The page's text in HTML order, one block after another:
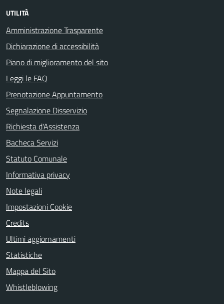
UTILITÀ
Amministrazione Trasparente
Dichiarazione di accessibilità
Piano di miglioramento del sito
Leggi le FAQ
Prenotazione Appuntamento
Segnalazione Disservizio
Richiesta d'Assistenza
Bacheca Servizi
Statuto Comunale
Informativa privacy
Note legali
Impostazioni Cookie
Credits
Ultimi aggiornamenti
Statistiche
Mappa del Sito
Whistleblowing